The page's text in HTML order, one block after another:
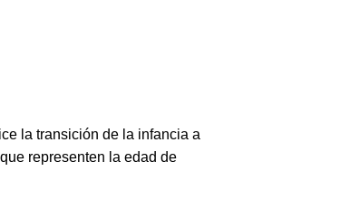
la transición de la infancia a
representen la edad de